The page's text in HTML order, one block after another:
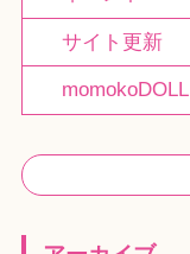
サイト更新
momokoDOLL